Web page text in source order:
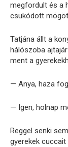
megfordult és a
csukódott
Tatjána állt a
hálószoba
ment a
— Anya, haza
— Igen, holnap
Reggel senki
gyerekek